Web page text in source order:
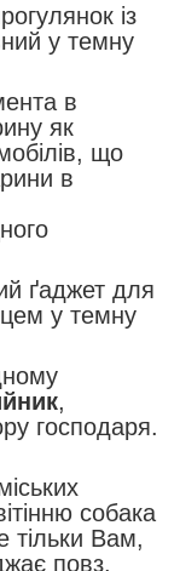
із
у темну
в
як
що
в
ґаджет для
у темну
,
господаря.
собака
тільки Вам,
повз.